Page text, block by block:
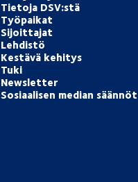
Tietoja DSV:stä
Työpaikat
Sijoittajat
Lehdistö
Kestävä kehitys
Tuki
Newsletter
Sosiaalisen median säännöt